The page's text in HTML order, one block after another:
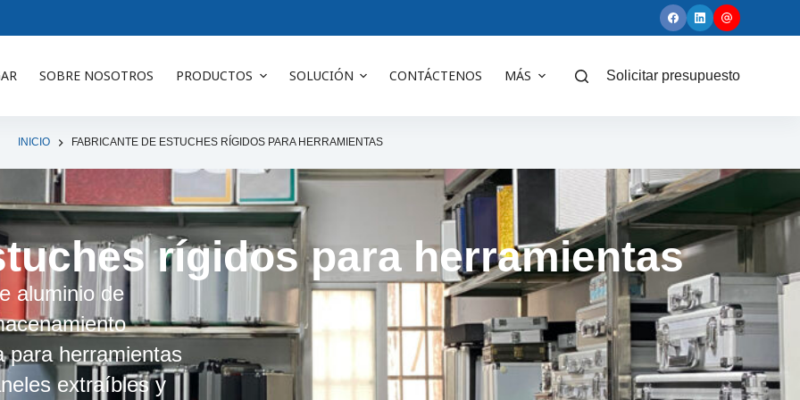
SOBRE NOSOTROS PRODUCTOS SOLUCIÓN CONTÁCTENOS MÁS Solicitar presupuesto
INICIO FABRICANTE DE ESTUCHES RÍGIDOS PARA HERRAMIENTAS
rígidos para herramientas
aluminio de
para herramientas
extraíbles y